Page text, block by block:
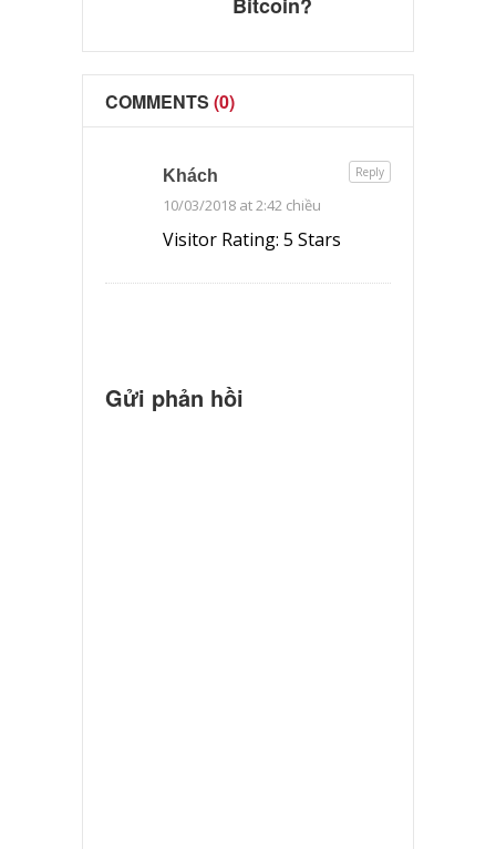
Bitcoin?
COMMENTS (0)
Khách
10/03/2018 at 2:42 chiều
Visitor Rating: 5 Stars
Reply
Gửi phản hồi